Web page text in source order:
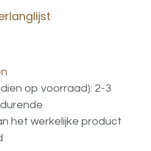
op voorraad): 2-3
het werkelijke product